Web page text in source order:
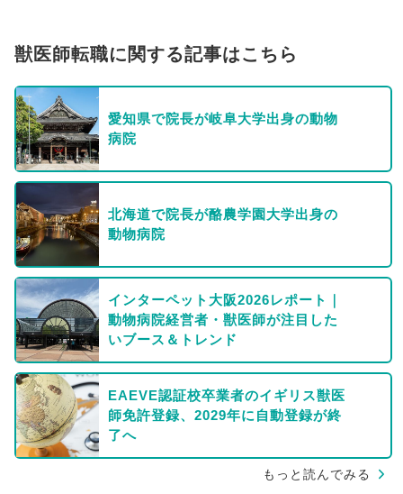
獣医師転職に関する記事はこちら
愛知県で院長が岐阜大学出身の動物
病院
北海道で院長が酪農学園大学出身の
動物病院
インターペット大阪2026レポート｜
動物病院経営者・獣医師が注目した
いブース＆トレンド
EAEVE認証校卒業者のイギリス獣医
師免許登録、2029年に自動登録が終
了へ
もっと読んでみる